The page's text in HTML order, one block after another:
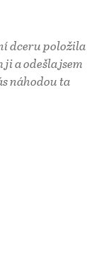
dceru položila
a odešla jsem
náhodou ta